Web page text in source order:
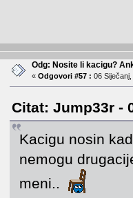
Odg: Nosite li kacigu?
« Odgovori #57 : 06
Citat: Jump33r -
Kacigu nosin
nemogu
meni..